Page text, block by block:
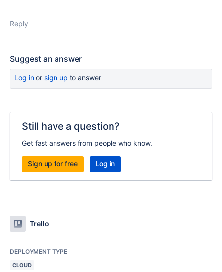
Reply
Suggest an answer
Log inor sign up to answer
Still have a question?
Get fast answers from people who know.
Sign up for free Log in
Trello
DEPLOYMENT TYPE
CLOUD